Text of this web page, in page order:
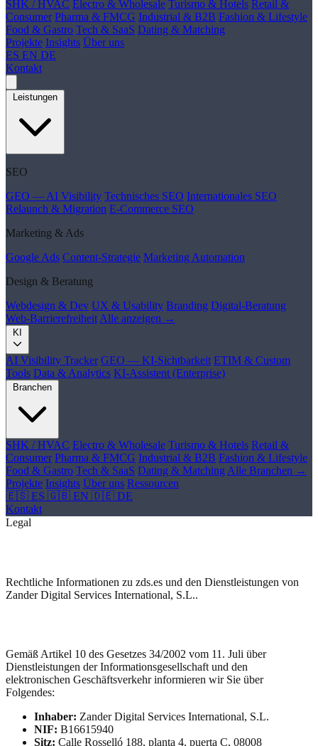
SHK / HVAC Electro & Wholesale Turismo & Hotels Retail &
Consumer Pharma & FMCG Industrial & B2B Fashion & Lifestyle
Food & Gastro Tech & SaaS Dating & Matching
Projekte Insights Über uns
ES EN DE
Kontakt
Leistungen
SEO
GEO — AI Visibility Technisches SEO Internationales SEO
Relaunch & Migration E-Commerce SEO
Marketing & Ads
Google Ads Content-Strategie Marketing Automation
Design & Beratung
Webdesign & Dev UX & Usability Branding Digital-Beratung
Web-Barrierefreiheit Alle anzeigen →
KI
AI Visibility Tracker GEO — KI-Sichtbarkeit ETIM & Custom
Tools Data & Analytics KI-Assistent (Enterprise)
Branchen
SHK / HVAC Electro & Wholesale Turismo & Hotels Retail &
Consumer Pharma & FMCG Industrial & B2B Fashion & Lifestyle
Food & Gastro Tech & SaaS Dating & Matching Alle Branchen →
Projekte Insights Über uns Ressourcen
🇪🇸 ES 🇬🇧 EN 🇩🇪 DE
Kontakt
Legal
Rechtliche Informationen zu zds.es und den Dienstleistungen von
Zander Digital Services International, S.L..
Gemäß Artikel 10 des Gesetzes 34/2002 vom 11. Juli über
Dienstleistungen der Informationsgesellschaft und den
elektronischen Geschäftsverkehr informieren wir Sie über
Folgendes:
Inhaber: Zander Digital Services International, S.L.
NIF: B16615940
Sitz: Calle Rosselló 188, planta 4, puerta C, 08008